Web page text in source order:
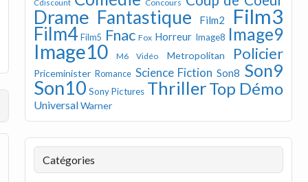
Cdiscount Concours
Drame Fantastique Film2 Film3
Film4 Film5 Fnac Fox Horreur Image8 Image9
Image10 M6 Vidéo Metropolitan Policier
Priceminister Romance Science Fiction Son8 Son9
Son10 Sony Pictures ThrillerTop Démo
UniversalWarner
Catégories